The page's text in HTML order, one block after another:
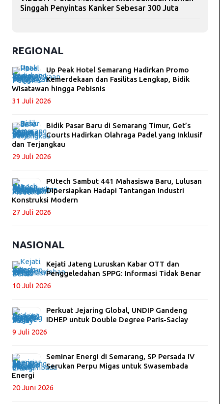
Singgah Penyintas Kanker Sebesar 300 Juta
REGIONAL
Up Peak Hotel Semarang Hadirkan Promo
Kemerdekaan dan Fasilitas Lengkap, Bidik
Wisatawan hingga Pebisnis
31 Juli 2026
Bidik Pasar Baru di Semarang Timur, Get’s
Courts Hadirkan Olahraga Padel yang Inklusif
dan Terjangkau
29 Juli 2026
PUtech Sambut 441 Mahasiswa Baru, Lulusan
Dipersiapkan Hadapi Tantangan Industri
Konstruksi Modern
27 Juli 2026
NASIONAL
Kejati Jateng Luruskan Kabar OTT dan
Penggeledahan SPPG: Informasi Tidak Benar
10 Juli 2026
Perkuat Jejaring Global, UNDIP Gandeng
IDHEP untuk Double Degree Paris-Saclay
9 Juli 2026
Seminar Energi di Semarang, SP Persada IV
Serukan Perpu Migas untuk Swasembada
Energi
20 Juni 2026